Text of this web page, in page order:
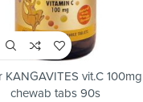
KANGAVITES vit.C 100mg
chewab tabs 90s